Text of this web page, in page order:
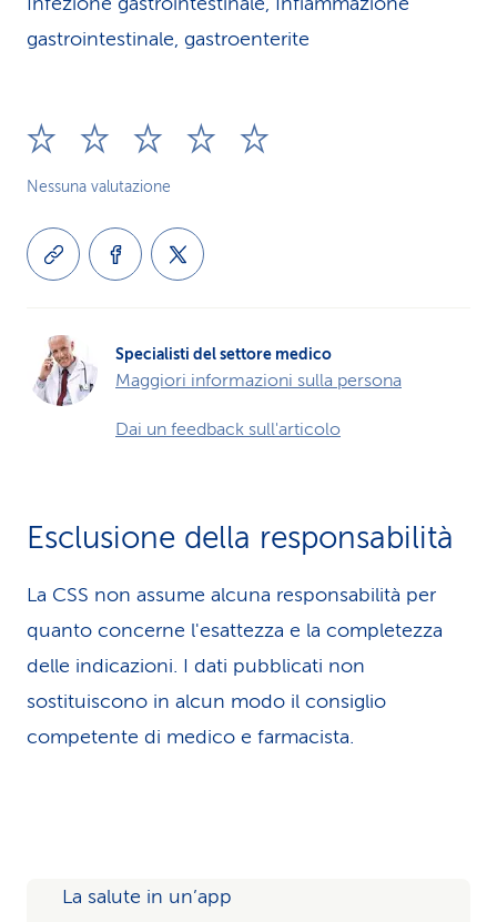
gastrointestinale, gastroenterite
Nessuna valutazione
Specialisti del settore medico
Maggiori informazioni sulla persona
Dai un feedback sull'articolo
Esclusione della responsabilità
La CSS non assume alcuna re­spons­abilità per
quanto concerne l'esattezza e la completezza
delle indicazioni. I dati pubblicati non
sostituiscono in alcun modo il consiglio
competente di medico e farmacista.
La salute in un’app